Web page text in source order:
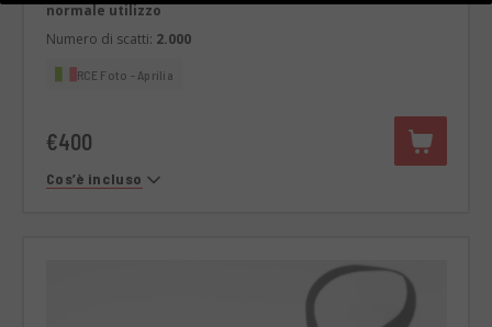
normale utilizzo
Numero di scatti: 2.000
RCE Foto - Aprilia
€400
Cos’è incluso